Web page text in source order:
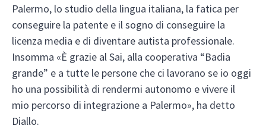
Palermo, lo studio della lingua italiana, la fatica per
conseguire la patente e il sogno di conseguire la
licenza media e di diventare autista professionale.
Insomma «È grazie al Sai, alla cooperativa “Badia
grande” e a tutte le persone che ci lavorano se io oggi
ho una possibilità di rendermi autonomo e vivere il
mio percorso di integrazione a Palermo», ha detto
Diallo.